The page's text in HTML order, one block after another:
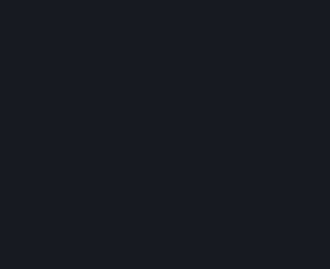
Votre Compte et les informations qui
exemple : coordonnées, informations
historique du Compte et
strictement personnels. Vous n'êtes
autorisé à vendre ou facturer le droit
Compte à des tiers, ni à le transférer.
vous n'êtes pas autorisé à vendre ou
d'utiliser des Souscriptions, ni à les
autorisation expresse dans le
Conditions de Souscription et Règles
autorisation spécifique de Valve. En
pas utiliser votre Compte pour
d'enfreindre le présent Accord,
Contenus et Services Steam à des